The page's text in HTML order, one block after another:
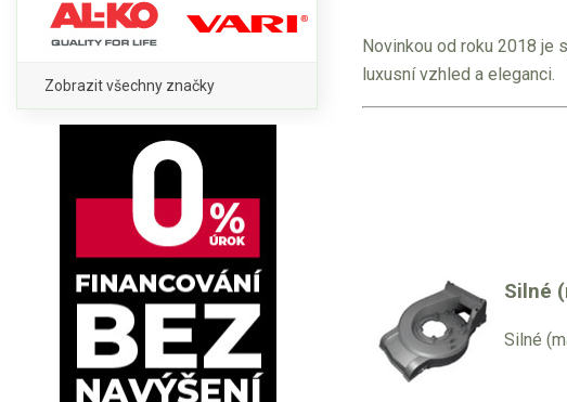
Zobrazit všechny značky
Novinkou od roku 2018 je
luxusní vzhled a eleganci.
Silné
Silné